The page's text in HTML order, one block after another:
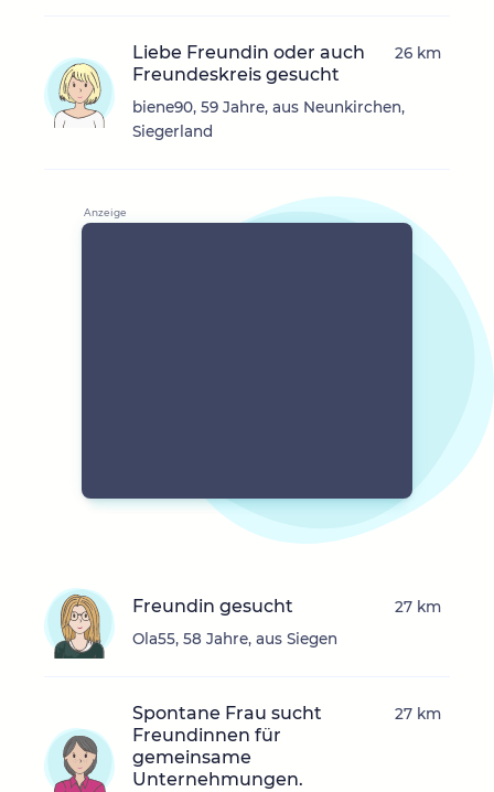
Liebe Freundin oder auch
Freundeskreis gesucht
biene90, 59 Jahre, aus Neunkirchen,
Siegerland
26 km
Freundin gesucht
Ola55, 58 Jahre, aus Siegen
27 km
Spontane Frau sucht
Freundinnen für
gemeinsame
Unternehmungen.
27 km